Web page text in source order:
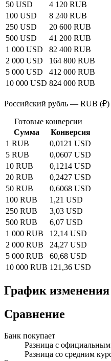
50 USD
4 120 RUB
100 USD
8 240 RUB
250 USD
20 600 RUB
500 USD
41 200 RUB
1 000 USD
82 400 RUB
2 000 USD
164 800 RUB
5 000 USD
412 000 RUB
10 000 USD 824 000 RUB
Российский рубль — RUB
Готовые конверсии
Сумма
Конверсия
1 RUB
0,0121 USD
5 RUB
0,0607 USD
10 RUB
0,1214 USD
20 RUB
0,2427 USD
50 RUB
0,6068 USD
100 RUB
1,21 USD
250 RUB
3,03 USD
500 RUB
6,07 USD
1 000 RUB
12,14 USD
2 000 RUB
24,27 USD
5 000 RUB
60,68 USD
10 000 RUB 121,36 USD
График изменения
Сравнение
Банк покупает
Разница с
Разница со средним